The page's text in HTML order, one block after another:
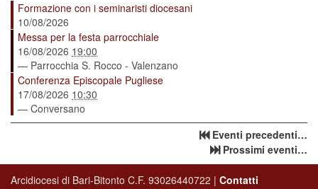
Formazione con i seminaristi diocesani
10/08/2026
Messa per la festa parrocchiale
16/08/2026 19:00
— Parrocchia S. Rocco - Valenzano
Conferenza Episcopale Pugliese
17/08/2026 10:30
— Conversano
Eventi precedenti…
Prossimi eventi…
Arcidiocesi di Bari-Bitonto C.F. 93026440722 | Contatti